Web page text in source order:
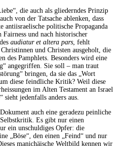
die auch als gliederndes Prinzip
von der Tatsache ablenken, dass
antiisraelische politische Propaganda
und nach historischer
audiatur et altera pars , fehlt
und Christen ausgeholt, die
des Pamphlets. Besonders wird eine
angegriffen. Sie soll – man traut
bringen, da sie das „Wort
diese feindliche Kritik? Weil diese
im Alten Testament an Israel
jedenfalls anders aus.
auch eine geradezu peinliche
Es gibt nur einen
ein unschuldiges Opfer: die
„Böse“, den einen „Feind“ und nur
manichäische Weltbild kennen wir